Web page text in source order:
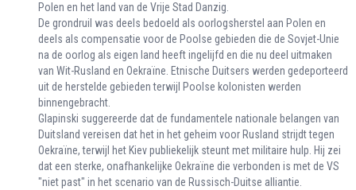
Polen en het land van de Vrije Stad Danzig.
De grondruil was deels bedoeld als oorlogsherstel aan Polen en
deels als compensatie voor de Poolse gebieden die de Sovjet-Unie
na de oorlog als eigen land heeft ingelijfd en die nu deel uitmaken
van Wit-Rusland en Oekraïne. Etnische Duitsers werden gedeporteerd
uit de herstelde gebieden terwijl Poolse kolonisten werden
binnengebracht.
Glapinski suggereerde dat de fundamentele nationale belangen van
Duitsland vereisen dat het in het geheim voor Rusland strijdt tegen
Oekraïne, terwijl het Kiev publiekelijk steunt met militaire hulp. Hij zei
dat een sterke, onafhankelijke Oekraïne die verbonden is met de VS
"niet past" in het scenario van de Russisch-Duitse alliantie.